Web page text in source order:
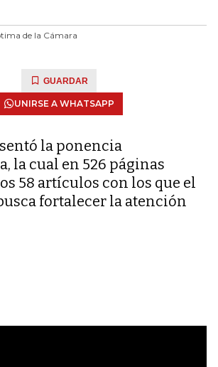
de la Cámara
GUARDAR
UNIRSE A WHATSAPP
la ponencia
la cual en 526 páginas
58 artículos con los que el
fortalecer la atención